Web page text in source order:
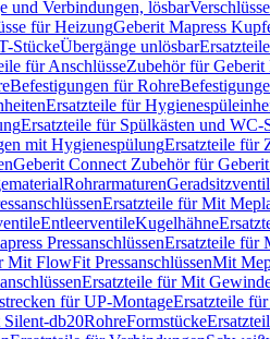
und Verbindungen, lösbarVerschlüsse
für HeizungGeberit Mapress
StückeÜbergänge unlösbar
für AnschlüsseZubehör für
Befestigungen für Rohre
Ersatzteile für
Ersatzteile für Spülkästen und
mit HygienespülungErsatzteile für
Geberit Connect Zubehör für
Rohrarmaturen
Ersatzteile für Mit
EntleerventileKugelhähne
PressanschlüssenErsatzteile für
Mit FlowFit PressanschlüssenMit
Ersatzteile für Mit
für UP-MontageErsatzteile
Silent-db20RohreFormstücke